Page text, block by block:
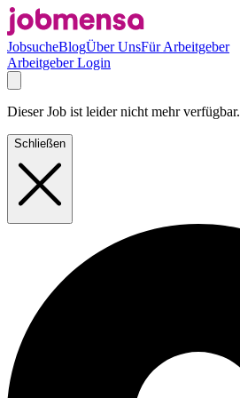
JobsucheBlogÜber UnsFür Arbeitgeber
Arbeitgeber Login
Dieser Job ist leider nicht mehr verfügbar.
Schließen